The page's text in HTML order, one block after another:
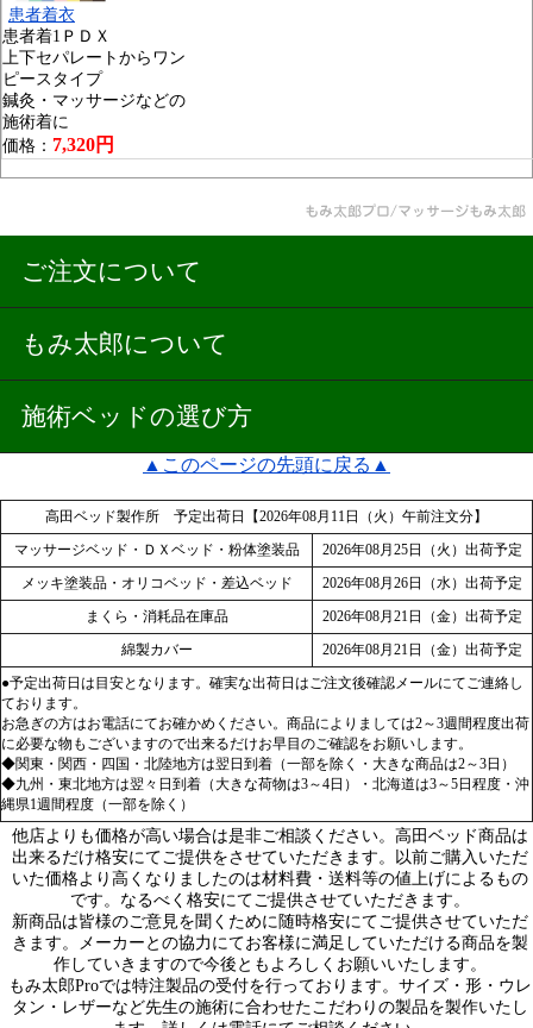
患者着衣
患者着1ＰＤＸ
上下セパレートからワン
ピースタイプ
鍼灸・マッサージなどの
施術着に
価格： 7,320円
ご注文について
もみ太郎について
施術ベッドの選び方
▲このページの先頭に戻る▲
高田ベッド製作所 予定出荷日【2026年08月11日（火）午前注文分】
マッサージベッド・ＤＸベッド・粉体塗装品
2026年08月25日（火）出荷予定
メッキ塗装品・オリコベッド・差込ベッド
2026年08月26日（水）出荷予定
まくら・消耗品在庫品
2026年08月21日（金）出荷予定
綿製カバー
2026年08月21日（金）出荷予定
●予定出荷日は目安となります。確実な出荷日はご注文後確認メールにてご連絡し
ております。
お急ぎの方はお電話にてお確かめください。商品によりましては2～3週間程度出荷
に必要な物もございますので出来るだけお早目のご確認をお願いします。
◆関東・関西・四国・北陸地方は翌日到着（一部を除く・大きな商品は2～3日）
◆九州・東北地方は翌々日到着（大きな荷物は3～4日）・北海道は3～5日程度・沖
縄県1週間程度（一部を除く）
他店よりも価格が高い場合は是非ご相談ください。高田ベッド商品は
出来るだけ格安にてご提供をさせていただきます。以前ご購入いただ
いた価格より高くなりましたのは材料費・送料等の値上げによるもの
です。なるべく格安にてご提供させていただきます。
新商品は皆様のご意見を聞くために随時格安にてご提供させていただ
きます。メーカーとの協力にてお客様に満足していただける商品を製
作していきますので今後ともよろしくお願いいたします。
もみ太郎Proでは特注製品の受付を行っております。サイズ・形・ウレ
タン・レザーなど先生の施術に合わせたこだわりの製品を製作いたし